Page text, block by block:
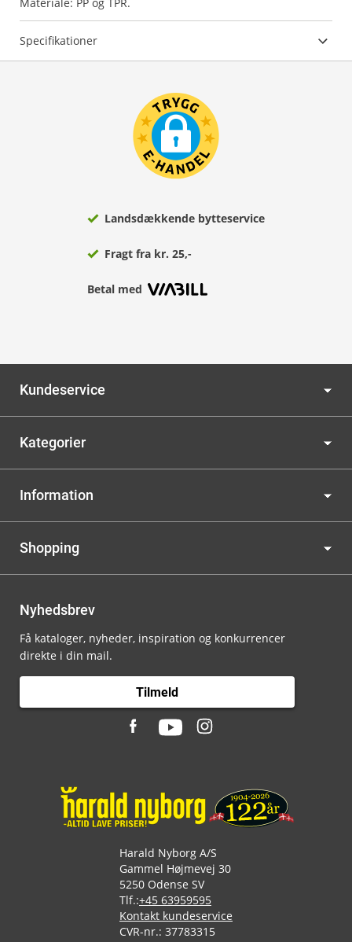
Specifikationer
Landsdækkende bytteservice
Fragt fra kr. 25,-
Betal med
Kundeservice
Kategorier
Information
Shopping
Nyhedsbrev
Få kataloger, nyheder, inspiration og konkurrencer
direkte i din mail.
Tilmeld
Harald Nyborg A/S
Gammel Højmevej 30
5250 Odense SV
Tlf.:+45 63959595
Kontakt kundeservice
CVR-nr.: 37783315